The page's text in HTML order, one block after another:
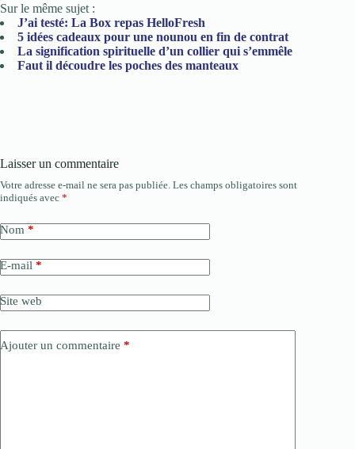
Sur le même sujet :
J’ai testé: La Box repas HelloFresh
5 idées cadeaux pour une nounou en fin de contrat
La signification spirituelle d’un collier qui s’emmêle
Faut il découdre les poches des manteaux
Laisser un commentaire
Votre adresse e-mail ne sera pas publiée. Les champs obligatoires sont
indiqués avec *
Nom *
E-mail *
Site web
Ajouter un commentaire *